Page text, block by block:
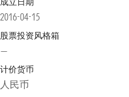
2016-04-15
股票投资风格箱
—
计价货币
人民币